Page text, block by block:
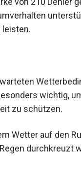
von 210 Denier
wichtig,
Wetter auf den
durchkreuzt